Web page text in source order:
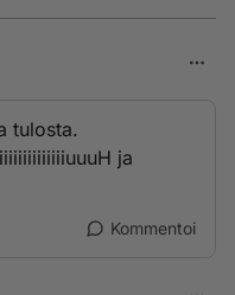
tulosta.
ja
Kommentoi